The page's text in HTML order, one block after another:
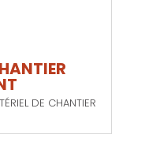
DE CHANTIER